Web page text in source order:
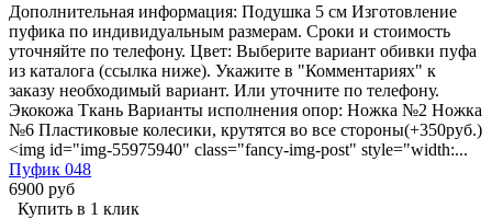
Дополнительная информация: Подушка 5 см Изготовление
пуфика по индивидуальным размерам. Сроки и стоимость
уточняйте по телефону. Цвет: Выберите вариант обивки пуфа
из каталога (ссылка ниже). Укажите в "Комментариях" к
заказу необходимый вариант. Или уточните по телефону.
Экокожа Ткань Варианты исполнения опор: Ножка №2 Ножка
№6 Пластиковые колесики, крутятся во все стороны(+350руб.)
<img id="img-55975940" class="fancy-img-post" style="width:...
Пуфик 048
6900 руб
Купить в 1 клик